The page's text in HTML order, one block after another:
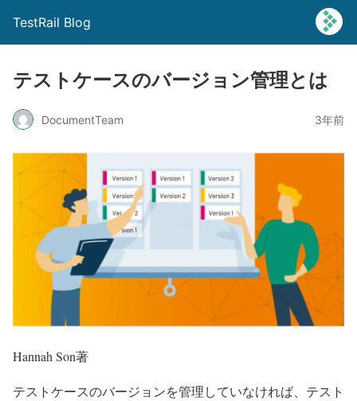
TestRail Blog
テストケースのバージョン管理とは
DocumentTeam 3年前
Hannah Son著
テストケースのバージョンを管理していなければ、テスト